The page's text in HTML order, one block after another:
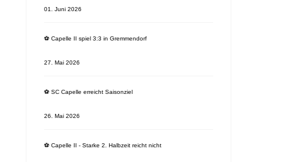
01. Juni 2026
⚽️ Capelle II spiel 3:3 in Gremmendorf
27. Mai 2026
⚽️ SC Capelle erreicht Saisonziel
26. Mai 2026
⚽️ Capelle II - Starke 2. Halbzeit reicht nicht